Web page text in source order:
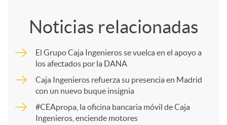
m
p
a
Noticias relacionadas
El Grupo Caja Ingenieros se vuelca en el apoyo a
los afectados por la DANA
Caja Ingenieros refuerza su presencia en Madrid
con un nuevo buque insignia
#CEApropa, la oficina bancaria móvil de Caja
Ingenieros, enciende motores